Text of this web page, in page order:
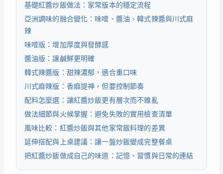
基礎紅醬炒飯做法：家常版本的穩定流程
亞洲調味的融合變化：味噌、醬油、韓式辣醬與川式麻
辣
味噌版：增加厚度與發酵感
醬油版：讓鹹鮮更明確
韓式辣醬版：甜辣濃郁，適合重口味
川式麻辣版：香麻提神，但要控制節奏
配料怎麼選：讓紅醬炒飯更有層次而不雜亂
做法細節與火候掌握：避免失敗的實用檢查清單
風味比較：紅醬炒飯與其他家常飯料理的差異
延伸搭配與上桌建議：讓一盤炒飯變成完整餐桌
把紅醬炒飯做成自己的味道：記憶、習慣與日常的連結